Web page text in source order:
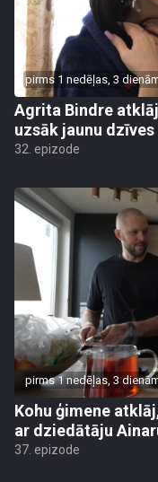
pirms 1 nedēļas, 3
Agrita Bindre
uzsāk jaunu dzīves
32. epizode
pirms 1 nedēļas, 3
Kohu ģimene
ar dziedātāju
37. epizode